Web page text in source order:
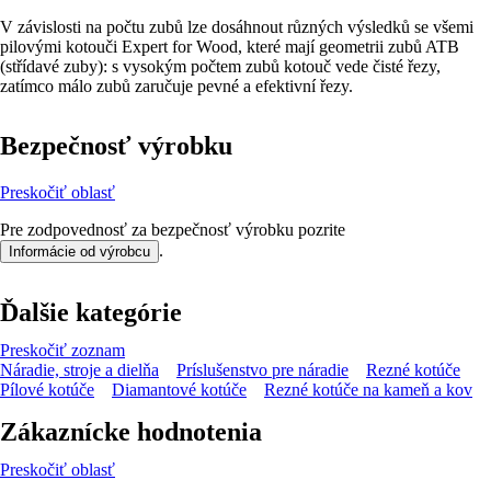
V závislosti na počtu zubů lze dosáhnout různých výsledků se všemi
pilovými kotouči Expert for Wood, které mají geometrii zubů ATB
(střídavé zuby): s vysokým počtem zubů kotouč vede čisté řezy,
zatímco málo zubů zaručuje pevné a efektivní řezy.
Bezpečnosť výrobku
Preskočiť oblasť
Pre zodpovednosť za bezpečnosť výrobku pozrite
Informácie od výrobcu .
Ďalšie kategórie
Preskočiť zoznam
Náradie, stroje a dielňa
Príslušenstvo pre náradie
Rezné kotúče
Pílové kotúče
Diamantové kotúče Rezné kotúče na kameň a kov
Zákaznícke hodnotenia
Preskočiť oblasť